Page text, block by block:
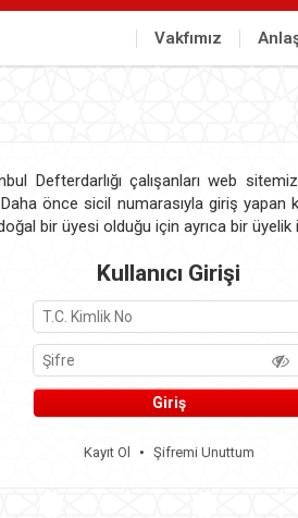
Vakfımız
Defterdarlığı çalışanları web
önce sicil numarasıyla giriş yapan
bir üyesi olduğu için ayrıca bir
Kullanıcı Girişi
Kayıt Ol • Şifremi Unuttum